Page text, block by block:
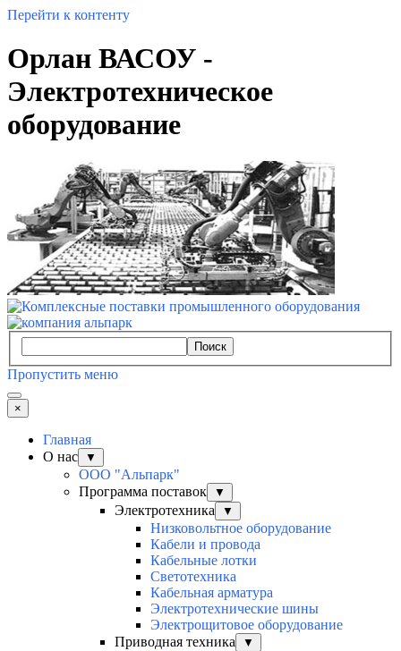
Перейти к контенту
Орлан ВАСОУ -
Электротехническое
оборудование
Поиск
Пропустить меню
×
Главная
О нас
▼
ООО "Альпарк"
Программа поставок
▼
Электротехника ▼
Низковольтное оборудование
Кабели и провода
Кабельные лотки
Светотехника
Кабельная арматура
Электротехнические шины
Электрощитовое оборудование
Приводная техника
▼